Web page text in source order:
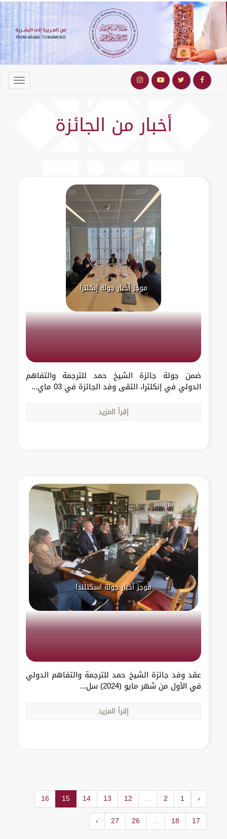
أخبار من الجائزة
موجز أخبار جولة إنكلترا
ضمن جولة جائزة الشيخ حمد للترجمة والتفاهم
الدولي في إنكلترا، التقى وفد الجائزة في 03 ماي...
إقرأ المزيد
موجز أخبار جولة اسكتلندا
عقد وفد جائزة الشيخ حمد للترجمة والتفاهم الدولي
في الأول من شهر مايو (2024) سل...
إقرأ المزيد
‹
1
2
...
12
13
14
15
16
17
18
...
26
27
›